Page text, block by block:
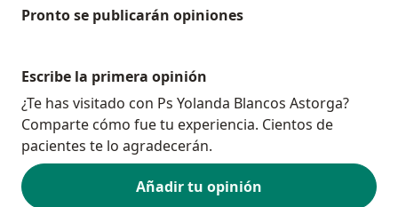
Pronto se publicarán opiniones
Escribe la primera opinión
¿Te has visitado con Ps Yolanda Blancos Astorga?
Comparte cómo fue tu experiencia. Cientos de
pacientes te lo agradecerán.
Añadir tu opinión